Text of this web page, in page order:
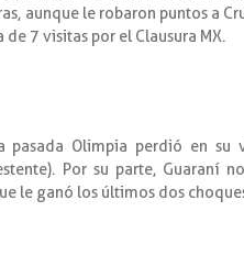
aunque le robaron puntos a
7 visitas por el Clausura MX.
Olimpia perdió en su
Por su parte, Guaraní
le ganó los últimos dos